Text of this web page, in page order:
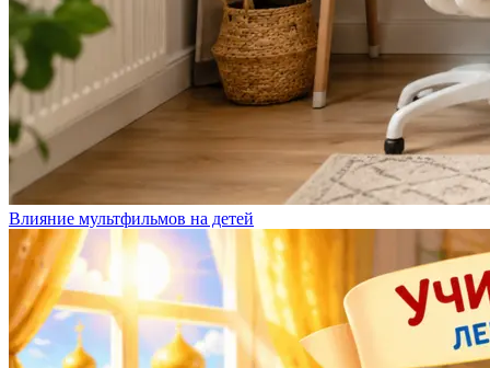
Влияние мультфильмов на детей